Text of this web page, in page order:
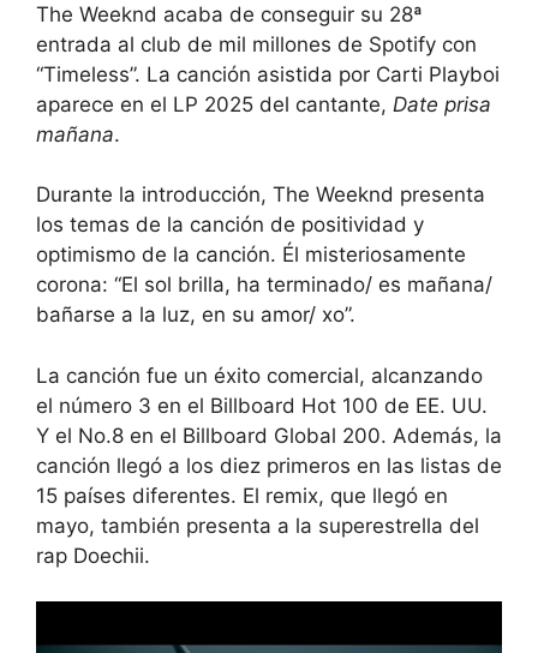
The Weeknd acaba de conseguir su 28ª
entrada al club de mil millones de Spotify con
“Timeless”. La canción asistida por Carti Playboi
aparece en el LP 2025 del cantante, Date prisa
mañana.
Durante la introducción, The Weeknd presenta
los temas de la canción de positividad y
optimismo de la canción. Él misteriosamente
corona: “El sol brilla, ha terminado/ es mañana/
bañarse a la luz, en su amor/ xo”.
La canción fue un éxito comercial, alcanzando
el número 3 en el Billboard Hot 100 de EE. UU.
Y el No.8 en el Billboard Global 200. Además, la
canción llegó a los diez primeros en las listas de
15 países diferentes. El remix, que llegó en
mayo, también presenta a la superestrella del
rap Doechii.